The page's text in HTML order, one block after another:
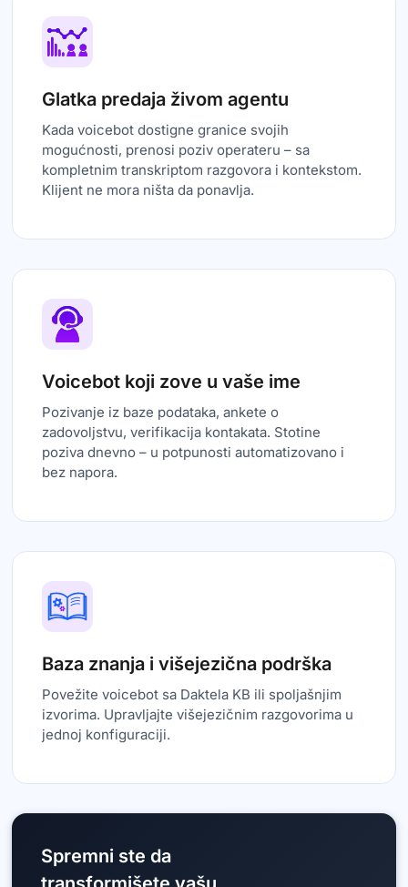
Glatka predaja živom agentu
Kada voicebot dostigne granice svojih
mogućnosti, prenosi poziv operateru – sa
kompletnim transkriptom razgovora i kontekstom.
Klijent ne mora ništa da ponavlja.
Voicebot koji zove u vaše ime
Pozivanje iz baze podataka, ankete o
zadovoljstvu, verifikacija kontakata. Stotine
poziva dnevno – u potpunosti automatizovano i
bez napora.
Baza znanja i višejezična podrška
Povežite voicebot sa Daktela KB ili spoljašnjim
izvorima. Upravljajte višejezičnim razgovorima u
jednoj konfiguraciji.
Spremni ste da
transformišete vašu